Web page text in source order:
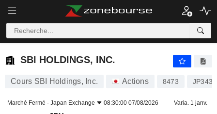
SBI HOLDINGS, INC.
SBI HOLDINGS, INC.
Cours SBI Holdings, Inc. Actions 8473
Marché Fermé - Japan Exchange 08:30:00 07/08/2026 Varia. 1 janv.